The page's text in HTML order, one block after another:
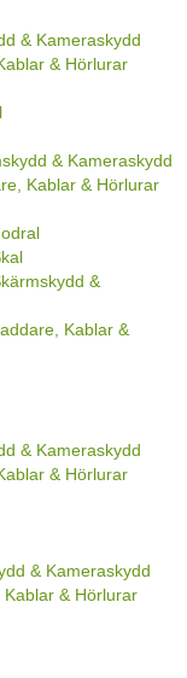
& Kameraskydd
& Hörlurar
& Kameraskydd
Kablar & Hörlurar
&
Kablar &
& Kameraskydd
& Hörlurar
& Kameraskydd
& Hörlurar